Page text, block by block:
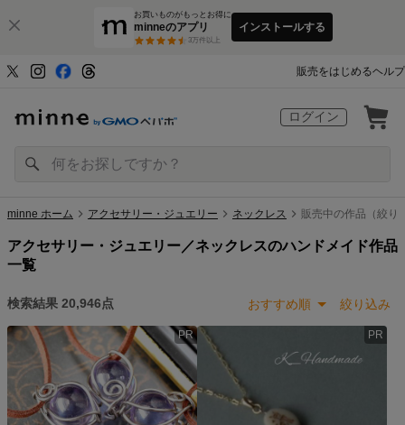
お買いものがもっとお得に
minneのアプリ
3万件以上
インストールする
販売をはじめるヘルプ
ログイン
minne ホーム アクセサリー・ジュエリー ネックレス 販売中の作品（絞り
アクセサリー・ジュエリー／ネックレスのハンドメイド作品
一覧
おすすめ順 絞り込み
検索結果 20,946点
PR PR